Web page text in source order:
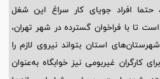
حتما افراد جویای کار سراغ این شغل
تا با فراخوان گسترده در شهر تهران،
استان بتواند نیروی لازم را
کارگران غیربومی نیز خوابگاه به‌عنوان